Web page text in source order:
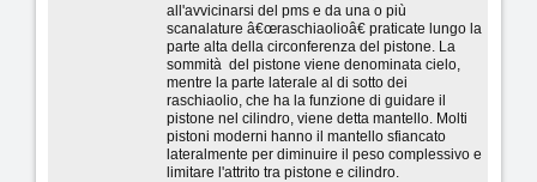
all'avvicinarsi del pms e da una o più
scanalature â€œraschiaolioâ€ praticate lungo la
parte alta della circonferenza del pistone. La
sommità del pistone viene denominata cielo,
mentre la parte laterale al di sotto dei
raschiaolio, che ha la funzione di guidare il
pistone nel cilindro, viene detta mantello. Molti
pistoni moderni hanno il mantello sfiancato
lateralmente per diminuire il peso complessivo e
limitare l'attrito tra pistone e cilindro.